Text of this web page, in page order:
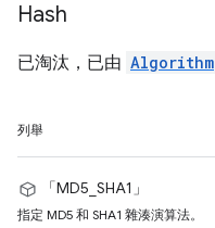
Hash
已淘汰，已由 Algorithm
列舉
「MD5_SHA1」
指定 MD5 和 SHA1 雜湊演算法。